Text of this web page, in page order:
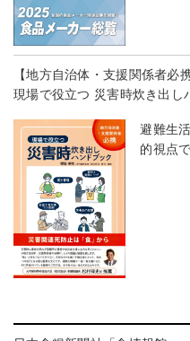
【地方自治体・支援関係者必携
現場で役立つ 災害時炊き出し
避難生
的視点